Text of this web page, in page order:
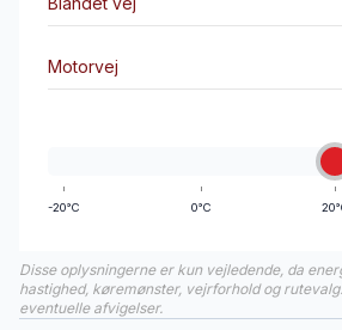
Motorvej
-20°C 0°C
Disse oplysningerne er kun vejledende, da
hastighed, køremønster, vejrforhold og
eventuelle afvigelser.